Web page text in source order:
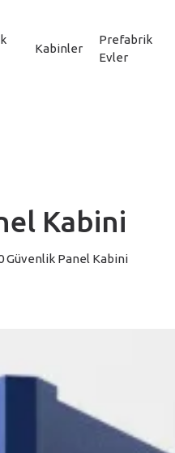
Kabinler
Prefabrik
Evler
Kabini
Güvenlik Panel Kabini